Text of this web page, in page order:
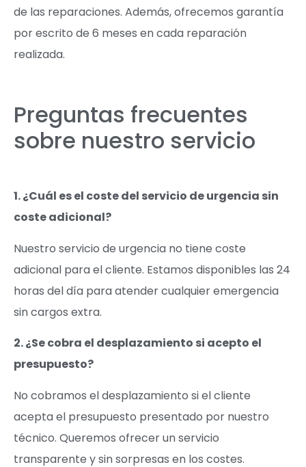
de las reparaciones. Además, ofrecemos garantía
por escrito de 6 meses en cada reparación
realizada.
Preguntas frecuentes
sobre nuestro servicio
1. ¿Cuál es el coste del servicio de urgencia sin
coste adicional?
Nuestro servicio de urgencia no tiene coste
adicional para el cliente. Estamos disponibles las 24
horas del día para atender cualquier emergencia
sin cargos extra.
2. ¿Se cobra el desplazamiento si acepto el
presupuesto?
No cobramos el desplazamiento si el cliente
acepta el presupuesto presentado por nuestro
técnico. Queremos ofrecer un servicio
transparente y sin sorpresas en los costes.